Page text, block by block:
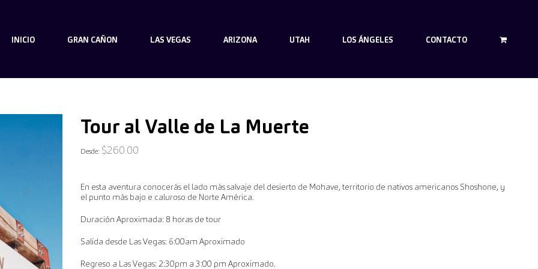
INICIO GRAN CAÑON LAS VEGAS ARIZONA UTAH LOS ÁNGELES CONTACTO
Tour al Valle de La Muerte
Desde: $260.00
En esta aventura conocerás el lado más salvaje del desierto de Mohave, territorio de nativos americanos Shoshone, y
el punto más bajo e caluroso de Norte América.
Duración Aproximada: 8 horas de tour
Salida desde Las Vegas: 6:00am Aproximado
Regreso a Las Vegas: 2:30pm a 3:00 pm Aproximado.